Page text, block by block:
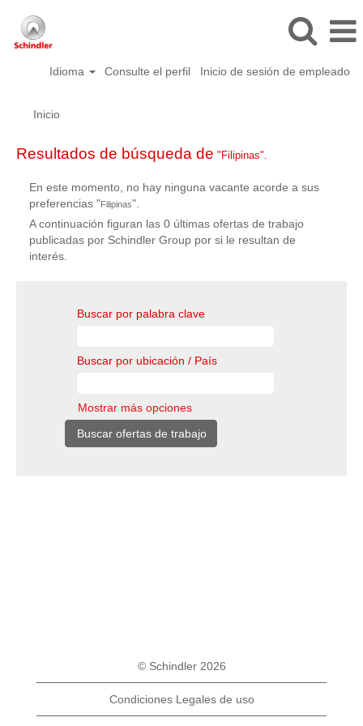
Idioma Consulte el perfil Inicio de sesión de empleado
Inicio
Resultados de búsqueda de "Filipinas".
En este momento, no hay ninguna vacante acorde a sus
preferencias "Filipinas".
A continuación figuran las 0 últimas ofertas de trabajo
publicadas por Schindler Group por si le resultan de
interés.
Buscar por palabra clave
Buscar por ubicación / País
Mostrar más opciones
© Schindler 2026
Condiciones Legales de uso